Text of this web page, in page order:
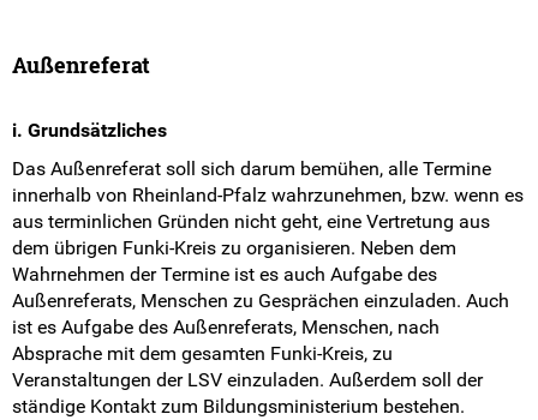
Außenreferat
i. Grundsätzliches
Das Außenreferat soll sich darum bemühen, alle Termine
innerhalb von Rheinland-Pfalz wahrzunehmen, bzw. wenn es
aus terminlichen Gründen nicht geht, eine Vertretung aus
dem übrigen Funki-Kreis zu organisieren. Neben dem
Wahrnehmen der Termine ist es auch Aufgabe des
Außenreferats, Menschen zu Gesprächen einzuladen. Auch
ist es Aufgabe des Außenreferats, Menschen, nach
Absprache mit dem gesamten Funki-Kreis, zu
Veranstaltungen der LSV einzuladen. Außerdem soll der
ständige Kontakt zum Bildungsministerium bestehen.